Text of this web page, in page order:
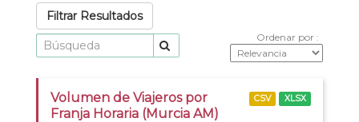
Filtrar Resultados
Ordenar por
Volumen de Viajeros por
Franja Horaria (Murcia AM)
CSV XLSX